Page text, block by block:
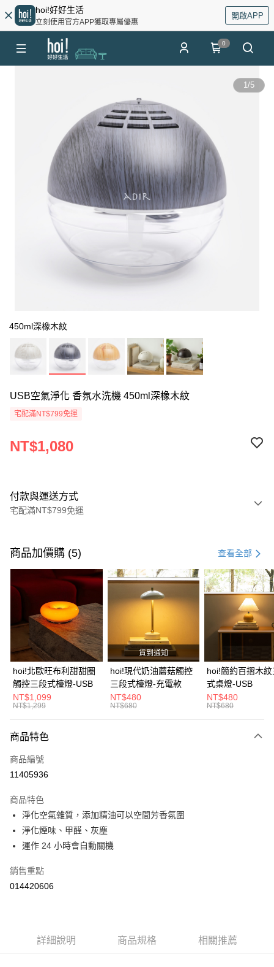
hoi!好好生活
立刻使用官方APP獲取專屬優惠
開啟APP
0
1/5
450ml深橡木紋
USB空氣淨化 香氛水洗機 450ml深橡木紋
宅配滿NT$799免運
NT$1,080
付款與運送方式
宅配滿NT$799免運
信用卡一次付款
信用卡分期付款
3 期 0 利率 每期 21家銀行
合作金庫商業銀行
第一商業銀行
華南商業銀行
彰化商業銀行
上海商業儲蓄銀行
台北富邦商業銀行
國泰世華商業銀行
兆豐國際商業銀行
臺灣中小企業銀行
台中商業銀行
匯豐（台灣）商業銀行
華泰商業銀行
聯邦商業銀行
遠東國際商業銀行
元大商業銀行
台灣樂天信用卡公司
6 期 0 利率 每期NT$180 21家銀行
合作金庫商業銀行
第一商業銀行
華南商業銀行
彰化商業銀行
上海商業儲蓄銀行
台北富邦商業銀行
國泰世華商業銀行
兆豐國際商業銀行
臺灣中小企業銀行
台中商業銀行
匯豐（台灣）商業銀行
聯邦商業銀行
玉山商業銀行
台灣樂天信用卡公司
LINE Pay
Apple Pay
街口支付
AFTEE先享後付
【關於「AFTEE先享後付」】
AFTEE先享後付是「在收到商品之後才付款」的支付方式。 讓您購物簡單
便利好安心！
１．簡單：不需註冊會員、不需綁卡、不需儲值。
２．便利：只要手機號碼，簡訊認證，即可結帳。
【「AFTEE先享後付」結帳流程】
１．於結帳方式選擇「AFTEE先享後付」後，將跳轉至「AFTEE先享後付」
結帳頁面，進行簡訊認證並確認金額後，即可完成結帳。
２．訂單成立數日內，您將收到繳費通知簡訊。
※ 請注意：結帳手續完成當下不需立刻繳費，但若您需要取消訂單，請聯絡
購買商品的店家。未經商家同意取消之訂單仍視為有效，需透過AFTEE先享
商品加價購 (5) 查看全部
hoi!北歐旺布利甜甜圈
觸控三段式檯燈-USB
NT$1,099
NT$1,299
貨到通知
hoi!現代奶油蘑菇觸控
三段式檯燈-充電款
NT$480
NT$680
hoi!簡約百摺木
式桌燈-USB
NT$480
NT$680
商品特色
商品編號
11405936
商品特色
淨化空氣雜質，添加精油可以空間芳香氛圍
淨化煙味、甲醛、灰塵
運作 24 小時會自動關機
銷售重點
014420606
詳細說明 商品規格 相關推薦